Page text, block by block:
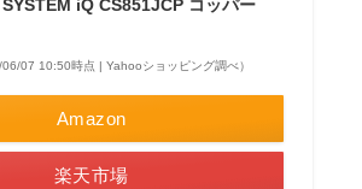
iQ CS851JCP コッパー
06/07 10:50時点 | Yahooショッピング調べ）
Amazon
楽天市場